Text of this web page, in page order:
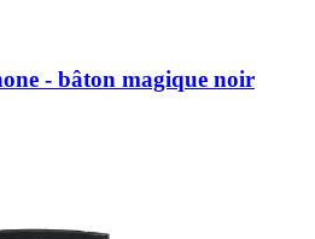
- bâton magique noir